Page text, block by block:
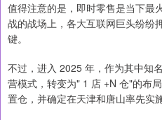
值得注意的是，即时零售是当下最
战的战场上，各大互联网巨头纷纷
键。
不过，进入 2025 年，作为其中知
营模式，转变为" 1 店 +N 仓"的
置仓，并确定在天津和唐山率先实施